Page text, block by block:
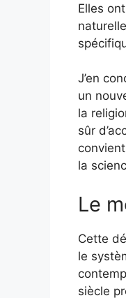
Elles
J’en
un
la
sûr
la
Le
Cette
le
siècle